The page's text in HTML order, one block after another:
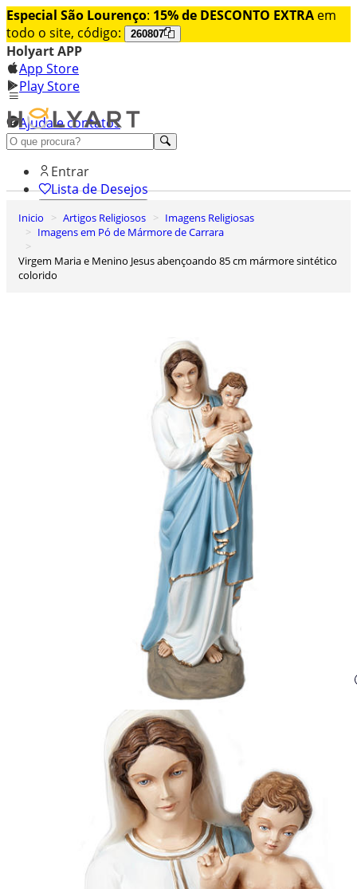
Especial São Lourenço: 15% de DESCONTO EXTRA em
todo o site, código:
260807
Holyart APP
App Store
Play Store
Ajuda e contatos
Conheça premium
Entrar
Lista de Desejos
0
Carrinho de Compras
Inicio Artigos Religiosos
Imagens Religiosas
Imagens em Pó de Mármore de Carrara
Virgem Maria e Menino Jesus abençoando 85 cm mármore sintético
colorido